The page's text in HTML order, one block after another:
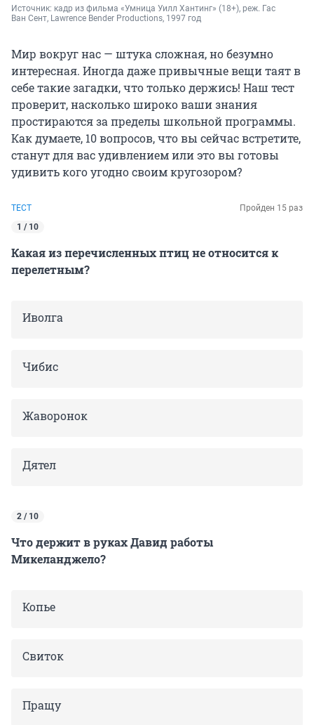
Источник: кадр из фильма «Умница Уилл Хантинг» (18+), реж. Гас
Ван Сент, Lawrence Bender Productions, 1997 год
Мир вокруг нас — штука сложная, но безумно
интересная. Иногда даже привычные вещи таят в
себе такие загадки, что только держись! Наш тест
проверит, насколько широко ваши знания
простираются за пределы школьной программы.
Как думаете, 10 вопросов, что вы сейчас встретите,
станут для вас удивлением или это вы готовы
удивить кого угодно своим кругозором?
ТЕСТ
Пройден 15 раз
1 / 10
Какая из перечисленных птиц не относится к
перелетным?
Иволга
Чибис
Жаворонок
Дятел
2 / 10
Что держит в руках Давид работы
Микеланджело?
Копье
Свиток
Пращу